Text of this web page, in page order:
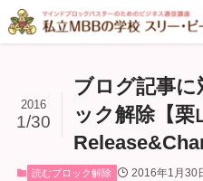
ブログ記事に
ック解除【栗
2016
1/30
読むブロック解除 2016年1月30